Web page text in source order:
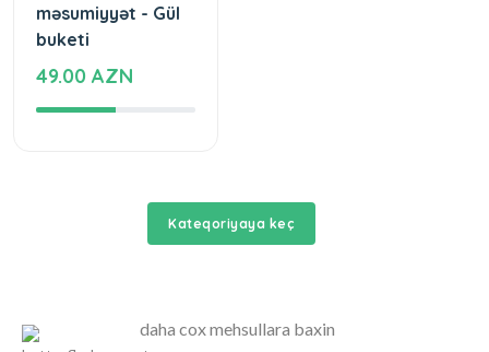
məsumiyyət - Gül
buketi
49.00 AZN
Kateqoriyaya keç
daha cox mehsullara baxin